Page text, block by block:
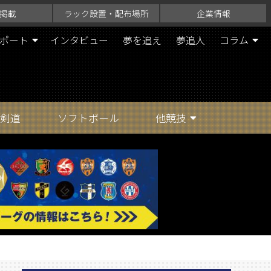
載 ラック設置・配布場所 企業情報
ート インタビュー 夢を追え 夢追人 コラム
剣道 ソフトボール 他競技